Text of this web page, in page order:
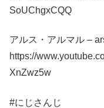
SoUChgxCQQ
アルス・アルマル –
https://
XnZwz5w
#にじさんじ